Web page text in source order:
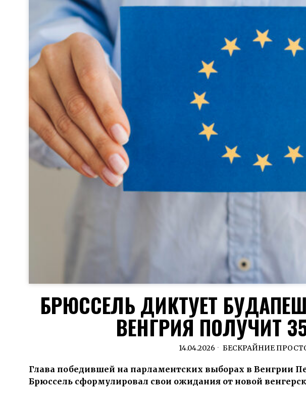
БРЮССЕЛЬ ДИКТУЕТ
ВЕНГРИЯ ПОЛУЧИТ
14.04.2026 БЕСКРАЙНИЕ
Глава победившей на парламентских выборах в Венгрии
Брюссель сформулировал свои ожидания от новой